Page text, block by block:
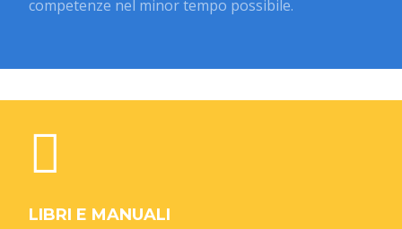
competenze nel minor tempo possibile.
LIBRI E MANUALI